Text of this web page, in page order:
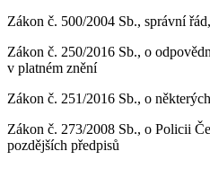
Zákon č. 500/2004 Sb., správní
Zákon č. 250/2016 Sb., o
v platném znění
Zákon č. 251/2016 Sb., o
Zákon č. 273/2008 Sb., o Policii
pozdějších předpisů